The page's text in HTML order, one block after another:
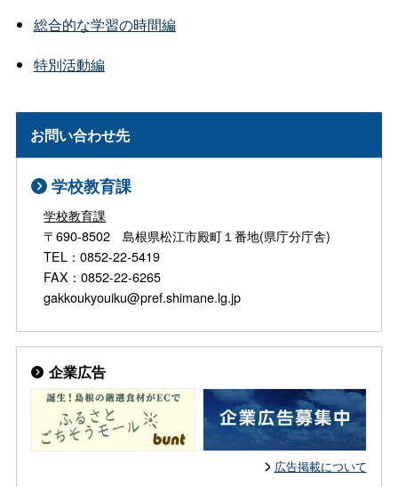
総合的な学習の時間編
特別活動編
お問い合わせ先
学校教育課
学校教育課
〒690-8502 島根県松江市殿町１番地(県庁分庁舎)
TEL：0852-22-5419
FAX：0852-22-6265
gakkoukyouiku@pref.shimane.lg.jp
企業広告
広告掲載について